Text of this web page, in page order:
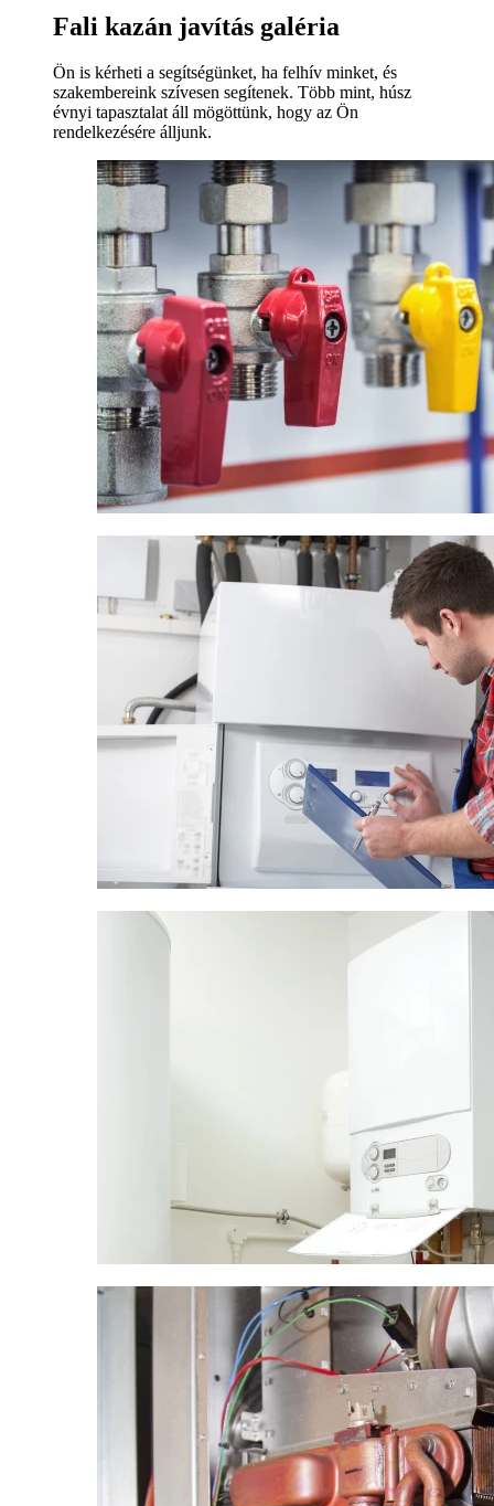
Fali kazán javítás galéria
Ön is kérheti a segítségünket, ha felhív minket, és
szakembereink szívesen segítenek. Több mint, húsz
évnyi tapasztalat áll mögöttünk, hogy az Ön
rendelkezésére álljunk.